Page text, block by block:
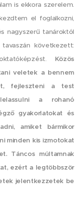
is ekkora szerelem.
el foglalkozni,
nagyszerű tanároktól
következett:
Közös
veletek a bennem
fejleszteni a test
a rohanó
gyakorlatokat és
amiket bármikor
minden kis izmotokat
Táncos múltamnak
ezért a legtöbbször
jelentkezzetek be